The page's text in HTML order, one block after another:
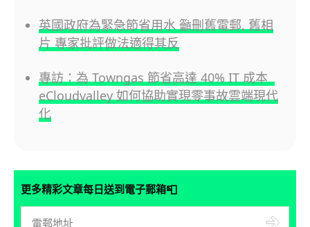
英國政府為緊急節省用水 籲刪舊電郵, 舊相
片 專家批評做法適得其反
專訪：為 Towngas 節省高達 40% IT 成本
eCloudvalley 如何協助實現零事故雲端現代
化
更多精彩文章每日送到電子郵箱📮